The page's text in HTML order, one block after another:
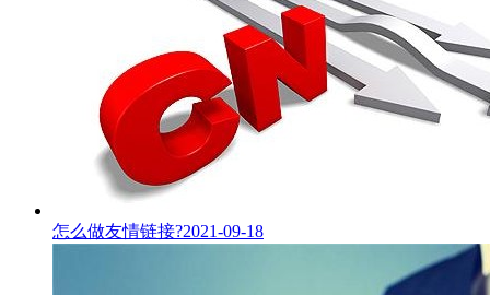
怎么做友情链接?2021-09-18